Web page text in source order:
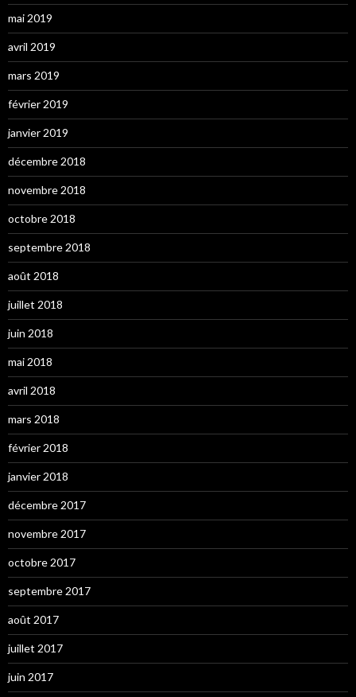
mai 2019
avril 2019
mars 2019
février 2019
janvier 2019
décembre 2018
novembre 2018
octobre 2018
septembre 2018
août 2018
juillet 2018
juin 2018
mai 2018
avril 2018
mars 2018
février 2018
janvier 2018
décembre 2017
novembre 2017
octobre 2017
septembre 2017
août 2017
juillet 2017
juin 2017